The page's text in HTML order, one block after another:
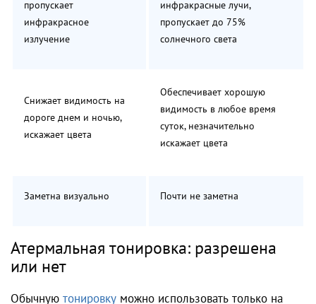
пропускает
инфракрасное
излучение
инфракрасные лучи,
пропускает до 75%
солнечного света
Снижает видимость на
дороге днем и ночью,
искажает цвета
Обеспечивает хорошую
видимость в любое время
суток, незначительно
искажает цвета
Заметна визуально Почти не заметна
Атермальная тонировка: разрешена
или нет
Обычную тонировку можно использовать только на